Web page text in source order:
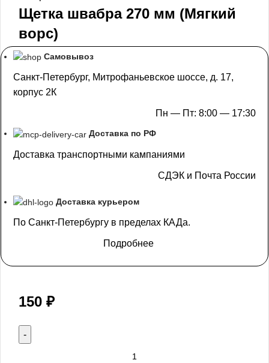
Щетка швабра 270 мм (Мягкий
ворс)
Самовывоз
Санкт-Петербург, Митрофаньевское шоссе, д. 17,
корпус 2К
Пн — Пт: 8:00 — 17:30
Доставка по РФ
Доставка транспортными кампаниями
СДЭК и Почта России
Доставка курьером
По Санкт-Петербургу в пределах КАДа.
Подробнее
150 ₽